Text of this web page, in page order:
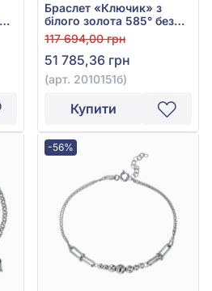
Браслет «Ключик» з
білого золота 585° без
вставки, арт. 2010151б
117 694,00 грн
51 785,36 грн
(арт. 2010151б)
Купити
-56%